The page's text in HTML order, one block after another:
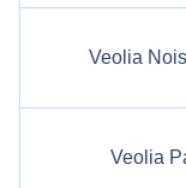
Veolia
Veolia